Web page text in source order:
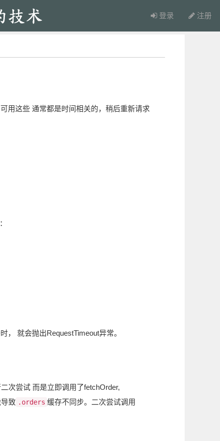
登录 注册
用这些 通常都是时间相关的，稍后重新请求
就会抛出RequestTimeout异常。
次尝试 而是立即调用了fetchOrder,
致 .orders 缓存不同步。二次尝试调用